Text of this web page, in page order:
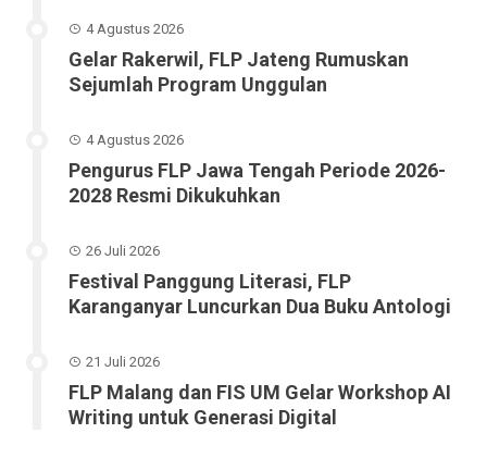
4 Agustus 2026
Gelar Rakerwil, FLP Jateng Rumuskan
Sejumlah Program Unggulan
4 Agustus 2026
Pengurus FLP Jawa Tengah Periode 2026-
2028 Resmi Dikukuhkan
26 Juli 2026
Festival Panggung Literasi, FLP
Karanganyar Luncurkan Dua Buku Antologi
21 Juli 2026
FLP Malang dan FIS UM Gelar Workshop AI
Writing untuk Generasi Digital